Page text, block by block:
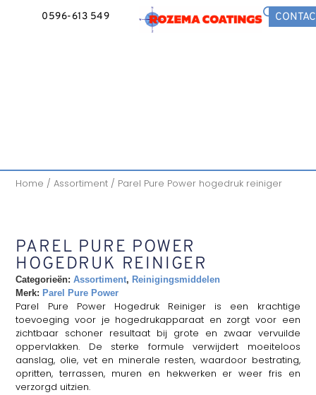
0596-613 549
Home /Assortiment / Parel Pure Power hogedruk reiniger
PAREL PURE POWER
HOGEDRUK REINIGER
Categorieën: Assortiment, Reinigingsmiddelen
Merk: Parel Pure Power
Parel Pure Power Hogedruk Reiniger is een krachtige
toevoeging voor je hogedrukapparaat en zorgt voor een
zichtbaar schoner resultaat bij grote en zwaar vervuilde
oppervlakken. De sterke formule verwijdert moeiteloos
aanslag, olie, vet en minerale resten, waardoor bestrating,
opritten, terrassen, muren en hekwerken er weer fris en
verzorgd uitzien.